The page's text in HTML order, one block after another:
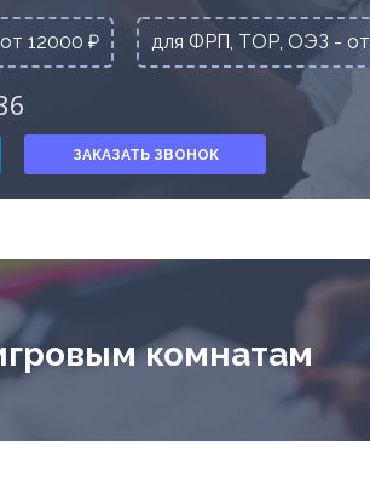
12000 ₽ для ФРП, ТОР, ОЭЗ -
ЗАКАЗАТЬ ЗВОНОК
комнатам